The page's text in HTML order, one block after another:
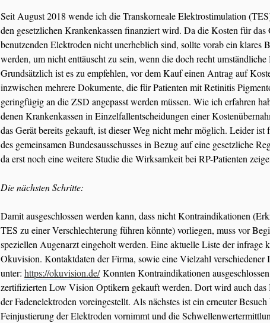
Seit August 2018 wende ich die Transkorneale Elektrostimulation
den gesetzlichen Krankenkassen finanziert wird. Da die Kosten für
benutzenden Elektroden nicht unerheblich sind, sollte vorab ein
werden, um nicht enttäuscht zu sein, wenn die doch recht
Grundsätzlich ist es zu empfehlen, vor dem Kauf einen Antrag auf
inzwischen mehrere Dokumente, die für Patienten mit Retinitis
geringfügig an die ZSD angepasst werden müssen. Wie ich erfahren
denen Krankenkassen in Einzelfallentscheidungen einer
das Gerät bereits gekauft, ist dieser Weg nicht mehr möglich. Leider
des gemeinsamen Bundesausschusses in Bezug auf eine gesetzliche
da erst noch eine weitere Studie die Wirksamkeit bei RP-Patienten
Die nächsten Schritte:
Damit ausgeschlossen werden kann, dass nicht Kontraindikationen
TES zu einer Verschlechterung führen könnte) vorliegen, muss vor
speziellen Augenarzt eingeholt werden. Eine aktuelle Liste der infrage
Okuvision. Kontaktdaten der Firma, sowie eine Vielzahl
unter:https://okuvision.de/Konnten Kontraindikationen
zertifizierten Low Vision Optikern gekauft werden. Dort wird auch das
der Fadenelektroden voreingestellt. Als nächstes ist ein erneuter
Feinjustierung der Elektroden vornimmt und die